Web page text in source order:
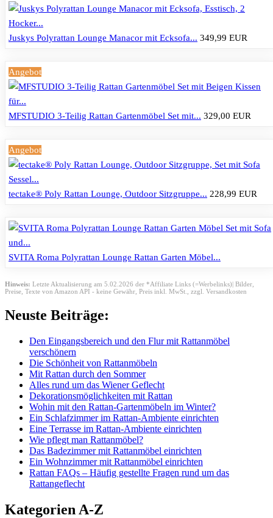
Juskys Polyrattan Lounge Manacor mit Ecksofa... 349,99 EUR
Angebot
MFSTUDIO 3-Teilig Rattan Gartenmöbel Set mit... 329,00 EUR
Angebot
tectake® Poly Rattan Lounge, Outdoor Sitzgruppe... 228,99 EUR
SVITA Roma Polyrattan Lounge Rattan Garten Möbel...
Hinweis: Letzte Aktualisierung am 5.02.2026 der *Affiliate Links (=Werbelinks)| Bilder,
Preise, Texte von Amazon API - keine Gewähr, Preis inkl. MwSt., zzgl. Versandkosten
Neuste Beiträge:
Den Eingangsbereich und den Flur mit Rattanmöbel
verschönern
Die Schönheit von Rattanmöbeln
Mit Rattan durch den Sommer
Alles rund um das Wiener Geflecht
Dekorationsmöglichkeiten mit Rattan
Wohin mit den Rattan-Gartenmöbeln im Winter?
Ein Schlafzimmer im Rattan-Ambiente einrichten
Eine Terrasse im Rattan-Ambiente einrichten
Wie pflegt man Rattanmöbel?
Das Badezimmer mit Rattanmöbel einrichten
Ein Wohnzimmer mit Rattanmöbel einrichten
Rattan FAQs – Häufig gestellte Fragen rund um das
Rattangeflecht
Kategorien A-Z